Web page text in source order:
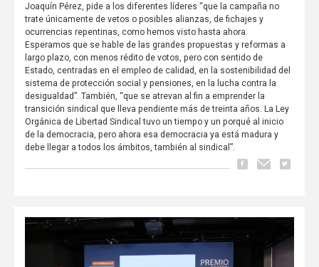
Joaquín Pérez, pide a los diferentes líderes “que la campaña no
trate únicamente de vetos o posibles alianzas, de fichajes y
ocurrencias repentinas, como hemos visto hasta ahora.
Esperamos que se hable de las grandes propuestas y reformas a
largo plazo, con menos rédito de votos, pero con sentido de
Estado, centradas en el empleo de calidad, en la sostenibilidad del
sistema de protección social y pensiones, en la lucha contra la
desigualdad”. También, “que se atrevan al fin a emprender la
transición sindical que lleva pendiente más de treinta años. La Ley
Orgánica de Libertad Sindical tuvo un tiempo y un porqué al inicio
de la democracia, pero ahora esa democracia ya está madura y
debe llegar a todos los ámbitos, también al sindical”.